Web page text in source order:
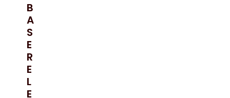
B
A
S
E
R
E
L
E